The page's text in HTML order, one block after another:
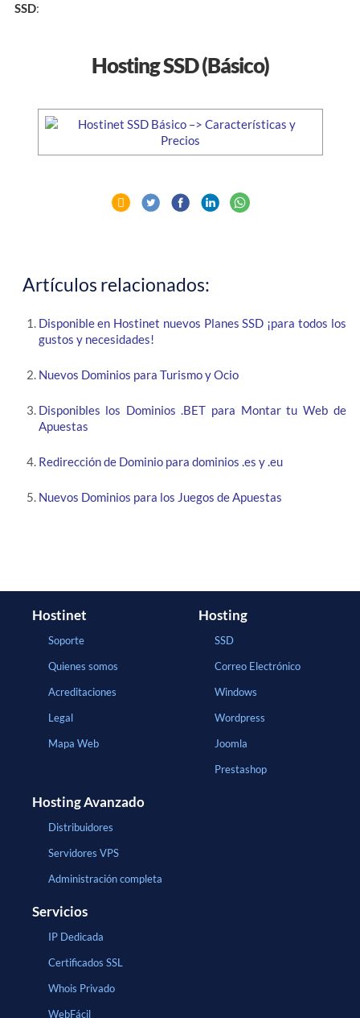
SSD:
Hosting SSD (Básico)
Artículos relacionados:
Disponible en Hostinet nuevos Planes SSD ¡para todos los
gustos y necesidades!
Nuevos Dominios para Turismo y Ocio
Disponibles los Dominios .BET para Montar tu Web de
Apuestas
Redirección de Dominio para dominios .es y .eu
Nuevos Dominios para los Juegos de Apuestas
Hostinet
Soporte
Quienes somos
Acreditaciones
Legal
Mapa Web
Hosting
SSD
Correo Electrónico
Windows
Wordpress
Joomla
Prestashop
Hosting Avanzado
Distribuidores
Servidores VPS
Administración completa
Servicios
IP Dedicada
Certificados SSL
Whois Privado
WebFácil